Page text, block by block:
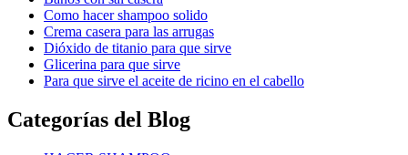
Baños con sal casera
Como hacer shampoo solido
Crema casera para las arrugas
Dióxido de titanio para que sirve
Glicerina para que sirve
Categorías del Blog